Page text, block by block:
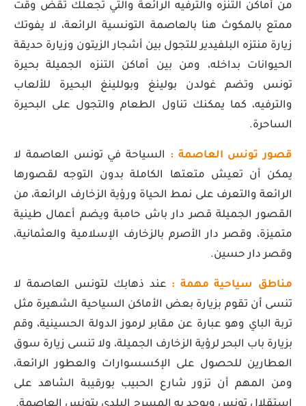
من أماكن التنزه والترفيه الرائعة والتي تجعلك تقض وقت
ممتع بالمكوث هنا بالعاصمة التونسية الرائعة، لا يفوتك
زيارة منتزه البلفيدير للتجول بين أشجار الزيتون وزيارة حديقة
الحيوانات بداخله، ومن بين أماكن التنزه الجميلة بحيرة
تونس وتضم غولدن بولينغ وبوللينغ البحيرة للألعاب
والترفيه، كما يمكنك تناول الطعام والتجول على البحيرة
الساحرة.
قصور تونس العاصمة : السياحة في تونس العاصمة لا
يمكن أن تعيش متعتها الكاملة بدون التوجه لقصورها
الرائعة والتعرف على نمط الحياة ورؤية الزخارف الرائعة، من
القصور الجميلة قصر دار باش حامبة ويضم أعمال طينية
متميزة، وقصر دار الأصرم بالزخارف الإسلامية والعثمانية،
وقصر دار حسين.
مناطق سياحية مهمة : عند ذهابك لتونس العاصمة لا
تنسى أن تقوم بزيارة بعض الأماكن السياحية الشهيرة مثل
تربة الباي وهو عبارة عن مقابر لرموز الدولة الحسينية، وقم
بزيارة باب البحر لرؤية الزخارف الجميلة، ولا تنسى زيارة سوق
العطارين للحصول على الإكسسوارات والعطور الرائعة،
ومن المهم أن تزور شارع الحبيب بورقيبة الشاهد على